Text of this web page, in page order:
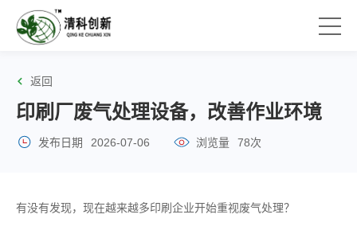
返回
印刷厂废气处理设备，改善作业环境
发布日期 2026-07-06 浏览量 78次
有没有发现，现在越来越多印刷企业开始重视废气处理？